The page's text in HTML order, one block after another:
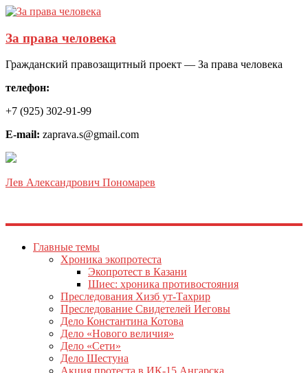
За права человека
Гражданский правозащитный проект — За права человека
телефон:
+7 (925) 302-91-99
E-mail: zaprava.s@gmail.com
Лев Александрович Пономарев
Главные темы
Хроника экопротеста
Экопротест в Казани
Шиес: хроника противостояния
Преследования Хизб ут-Тахрир
Преследование Свидетелей Иеговы
Дело Константина Котова
Дело «Нового величия»
Дело «Сети»
Дело Шестуна
Акция протеста в ИК-15 Ангарска